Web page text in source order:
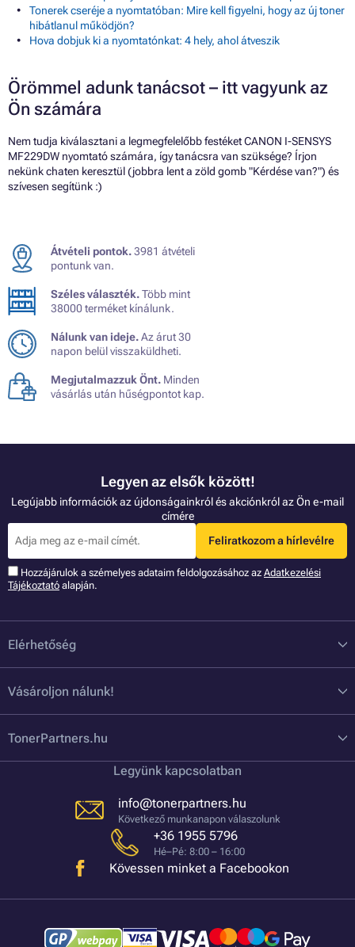
Tonerek cseréje a nyomtatóban: Mire kell figyelni, hogy az új toner
hibátlanul működjön?
Hova dobjuk ki a nyomtatónkat: 4 hely, ahol átveszik
Örömmel adunk tanácsot – itt vagyunk az
Ön számára
Nem tudja kiválasztani a legmegfelelőbb festéket CANON I-SENSYS
MF229DW nyomtató számára, így tanácsra van szüksége? Írjon
nekünk chaten keresztül (jobbra lent a zöld gomb "Kérdése van?") és
szívesen segítünk :)
Átvételi pontok.3981 átvételi
pontunk van.
Széles választék.Több mint
38000 terméket kínálunk.
Nálunk van ideje.Az árut 30
napon belül visszaküldheti.
Megjutalmazzuk Önt. Minden
vásárlás után hűségpontot kap.
Legyen az elsők között!
Legújabb információk az újdonságainkról és akciónkról az Ön e-mail
címére
Feliratkozom a hírlevélre
Hozzájárulok a szémelyes adataim feldolgozásához az Adatkezelési
Tájékoztató alapján.
Elérhetőség
Vásároljon nálunk!
TonerPartners.hu
Legyünk kapcsolatban
info@tonerpartners.hu
Következő munkanapon válaszolunk
+36 1955 5796
Hé–Pé: 8:00 – 16:00
Kövessen minket a Facebookon